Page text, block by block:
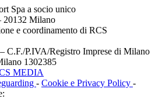
Spa a socio unico
20132 Milano
e coordinamento di RCS
C.F./P.IVA/Registro Imprese di Milano
1302385
MEDIA
- Cookie e Privacy Policy -